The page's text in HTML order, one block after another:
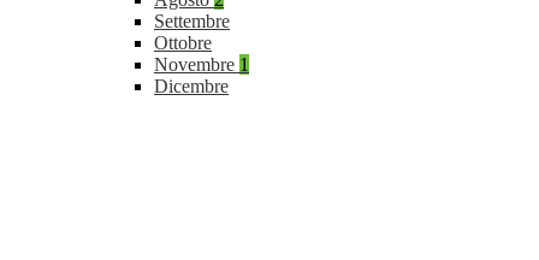
Settembre
Ottobre
Novembre 1
Dicembre